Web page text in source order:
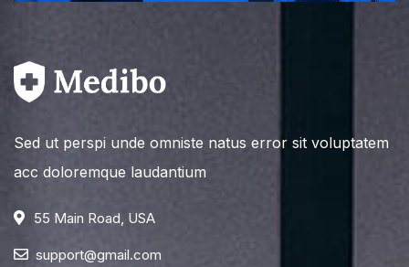
Sed ut perspi unde omniste natus error sit voluptatem
acc doloremque laudantium
55 Main Road, USA
support@gmail.com